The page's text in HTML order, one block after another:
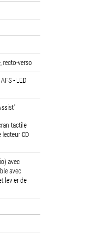
recto-verso
- LED
tactile
CD
avec
avec
levier de